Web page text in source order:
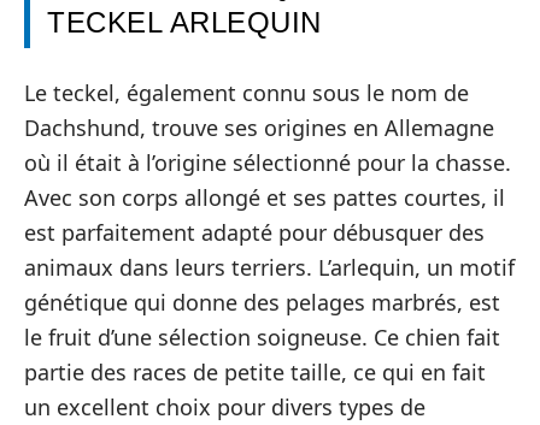
TECKEL ARLEQUIN
Le teckel, également connu sous le nom de
Dachshund, trouve ses origines en Allemagne
où il était à l’origine sélectionné pour la chasse.
Avec son corps allongé et ses pattes courtes, il
est parfaitement adapté pour débusquer des
animaux dans leurs terriers. L’arlequin, un motif
génétique qui donne des pelages marbrés, est
le fruit d’une sélection soigneuse. Ce chien fait
partie des races de petite taille, ce qui en fait
un excellent choix pour divers types de